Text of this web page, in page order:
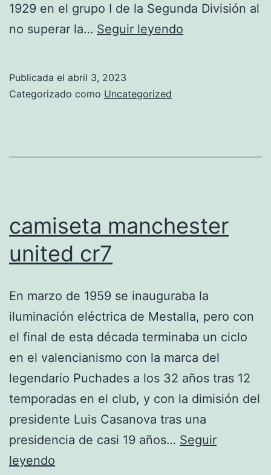
1929 en el grupo I de la Segunda División al
no superar la… Seguir leyendo
Publicada el abril 3, 2023
Categorizado como Uncategorized
camiseta manchester
united cr7
En marzo de 1959 se inauguraba la
iluminación eléctrica de Mestalla, pero con
el final de esta década terminaba un ciclo
en el valencianismo con la marca del
legendario Puchades a los 32 años tras 12
temporadas en el club, y con la dimisión del
presidente Luis Casanova tras una
presidencia de casi 19 años… Seguir
leyendo